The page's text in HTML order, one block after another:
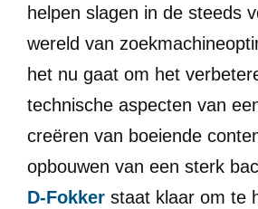
helpen slagen in de steeds
wereld van
het nu gaat om het
technische aspecten van
creëren van boeiende
opbouwen van een sterk
D-Fokker staat klaar om te